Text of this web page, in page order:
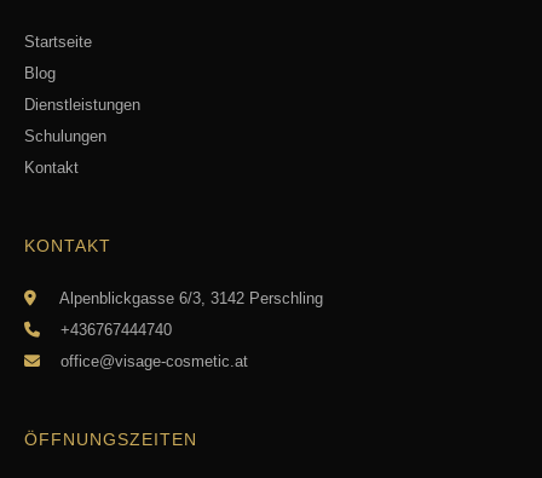
Startseite
Blog
Dienstleistungen
Schulungen
Kontakt
KONTAKT
Alpenblickgasse 6/3, 3142 Perschling
+436767444740
office@visage-cosmetic.at
ÖFFNUNGSZEITEN